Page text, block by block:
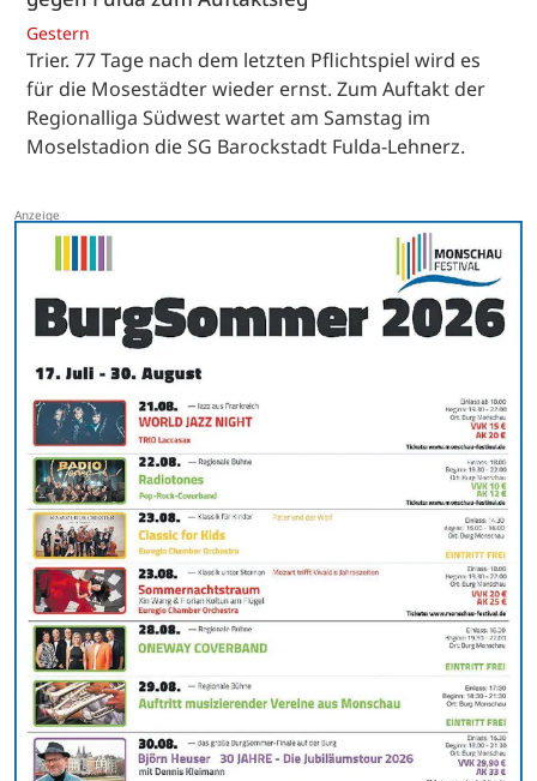
Gestern
Trier. 77 Tage nach dem letzten Pflichtspiel wird es
für die Mosestädter wieder ernst. Zum Auftakt der
Regionalliga Südwest wartet am Samstag im
Moselstadion die SG Barockstadt Fulda-Lehnerz.